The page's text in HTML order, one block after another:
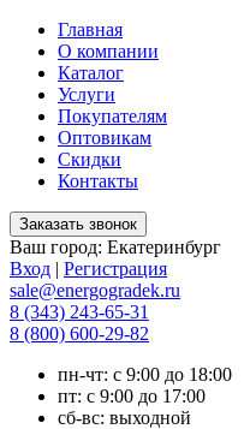
Главная
О компании
Каталог
Услуги
Покупателям
Оптовикам
Скидки
Контакты
Ваш город: Екатеринбург
Вход | Регистрация
sale@energogradek.ru
8 (343) 243-65-31
8 (800) 600-29-82
пн-чт: с 9:00 до 18:00
пт: с 9:00 до 17:00
сб-вс: выходной